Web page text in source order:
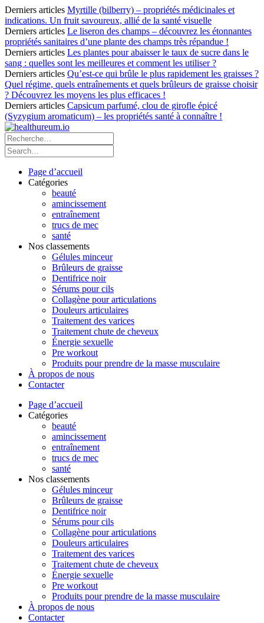
Derniers articles Myrtille (bilberry) – propriétés médicinales et
indications. Un fruit savoureux, allié de la santé visuelle
Derniers articles Le liseron des champs – découvrez les étonnantes
propriétés sanitaires d’une plante des champs très répandue !
Derniers articles Les plantes pour abaisser le taux de sucre dans le
sang : quelles sont les meilleures et comment les utiliser ?
Derniers articles Qu’est-ce qui brûle le plus rapidement les graisses ?
Quel régime, quels entraînements et quels brûleurs de graisse choisir
? Découvrez les moyens les plus efficaces !
Derniers articles Capsicum parfumé, clou de girofle épicé
(Syzygium aromaticum) – les propriétés santé à connaître !
Page d’accueil
Catégories
beauté
amincissement
entraînement
trucs de mec
santé
Nos classements
Gélules minceur
Brûleurs de graisse
Dentifrice noir
Sérums pour cils
Collagène pour articulations
Douleurs articulaires
Traitement des varices
Traitement chute de cheveux
Énergie sexuelle
Pre workout
Produits pour prendre de la masse musculaire
À propos de nous
Contacter
Page d’accueil
Catégories
beauté
amincissement
entraînement
trucs de mec
santé
Nos classements
Gélules minceur
Brûleurs de graisse
Dentifrice noir
Sérums pour cils
Collagène pour articulations
Douleurs articulaires
Traitement des varices
Traitement chute de cheveux
Énergie sexuelle
Pre workout
Produits pour prendre de la masse musculaire
À propos de nous
Contacter